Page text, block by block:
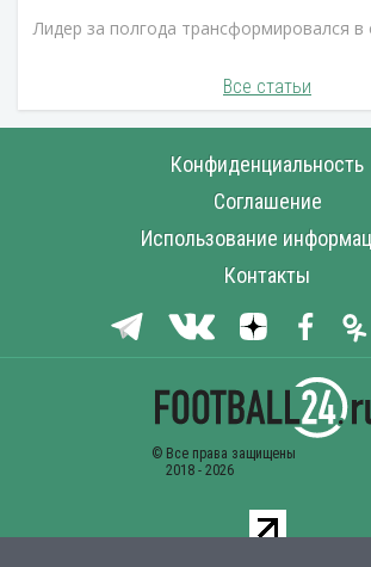
Лидер за полгода трансформировался в
Все статьи
Конфиденциальность
Соглашение
Использование
Контакты